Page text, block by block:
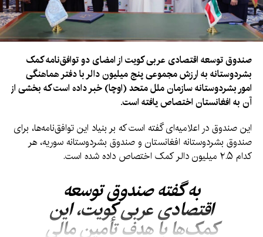
صندوق توسعه اقتصادی عربی کویت از امضای دو توافق‌نامه کمک
بشردوستانه به ارزش مجموعی پنج میلیون دالر با دفتر هماهنگی
امور بشردوستانه سازمان ملل متحد (اوچا) خبر داده است که بخشی از
آن به افغانستان اختصاص یافته است.
این صندوق در اعلامیه‌ای گفته است که بر بنیاد این توافق‌نامه‌ها، برای
صندوق بشردوستانه افغانستان و صندوق بشردوستانه سوریه، هر
کدام ۲.۵ میلیون دالر کمک اختصاص داده شده است.
به گفته صندوق توسعه
اقتصادی عربی کویت، این
کمک‌ها با هدف تأمین مالی